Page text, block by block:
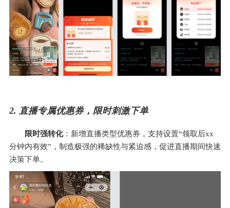
2. 直播专属优惠券，限时刺激下单
限时强转化：新增直播类型优惠券，支持设置“领取后xx
分钟内有效”，制造极强的稀缺性与紧迫感，促进直播期间快速
决策下单。